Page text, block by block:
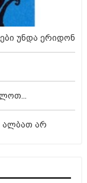
უნდა ერიდონ
ალბათ არ